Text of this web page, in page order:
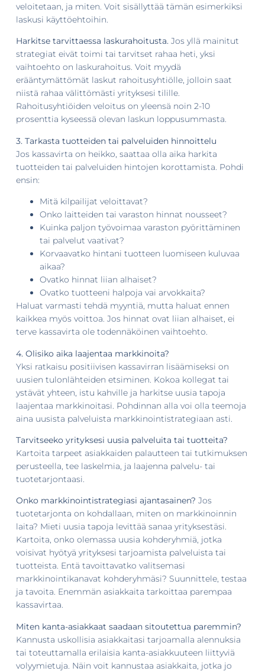
veloitetaan, ja miten. Voit sisällyttää tämän esimerkiksi
laskusi käyttöehtoihin.
Harkitse tarvittaessa laskurahoitusta.Jos yllä mainitut
strategiat eivät toimi tai tarvitset rahaa heti, yksi
vaihtoehto on laskurahoitus. Voit myydä
erääntymättömät laskut rahoitusyhtiölle, jolloin saat
niistä rahaa välittömästi yrityksesi tilille.
Rahoitusyhtiöiden veloitus on yleensä noin 2-10
prosenttia kyseessä olevan laskun loppusummasta.
3. Tarkasta tuotteiden tai palveluiden hinnoittelu
Jos kassavirta on heikko, saattaa olla aika harkita
tuotteiden tai palveluiden hintojen korottamista. Pohdi
ensin:
Mitä kilpailijat veloittavat?
Onko laitteiden tai varaston hinnat nousseet?
Kuinka paljon työvoimaa varaston pyörittäminen
tai palvelut vaativat?
Korvaavatko hintani tuotteen luomiseen kuluvaa
aikaa?
Ovatko hinnat liian alhaiset?
Ovatko tuotteeni halpoja vai arvokkaita?
Haluat varmasti tehdä myyntiä, mutta haluat ennen
kaikkea myös voittoa. Jos hinnat ovat liian alhaiset, ei
terve kassavirta ole todennäköinen vaihtoehto.
4. Olisiko aika laajentaa markkinoita?
Yksi ratkaisu positiivisen kassavirran lisäämiseksi on
uusien tulonlähteiden etsiminen. Kokoa kollegat tai
ystävät yhteen, istu kahville ja harkitse uusia tapoja
laajentaa markkinoitasi. Pohdinnan alla voi olla teemoja
aina uusista palveluista markkinointistrategiaan asti.
Tarvitseeko yrityksesi uusia palveluita tai tuotteita?
Kartoita tarpeet asiakkaiden palautteen tai tutkimuksen
perusteella, tee laskelmia, ja laajenna palvelu- tai
tuotetarjontaasi.
Onko markkinointistrategiasi ajantasainen? Jos
tuotetarjonta on kohdallaan, miten on markkinoinnin
laita? Mieti uusia tapoja levittää sanaa yrityksestäsi.
Kartoita, onko olemassa uusia kohderyhmiä, jotka
voisivat hyötyä yrityksesi tarjoamista palveluista tai
tuotteista. Entä tavoittavatko valitsemasi
markkinointikanavat kohderyhmäsi? Suunnittele, testaa
ja tavoita. Enemmän asiakkaita tarkoittaa parempaa
kassavirtaa.
Miten kanta-asiakkaat saadaan sitoutettua paremmin?
Kannusta uskollisia asiakkaitasi tarjoamalla alennuksia
tai toteuttamalla erilaisia kanta-asiakkuuteen liittyviä
volyymietuja. Näin voit kannustaa asiakkaita, jotka jo